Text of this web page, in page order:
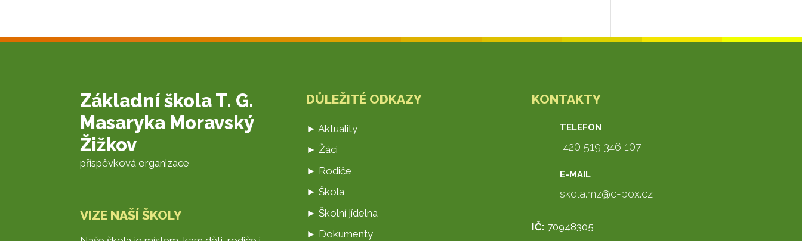
Základní škola T. G.
Masaryka Moravský
Žižkov
příspěvková organizace
VIZE NAŠÍ ŠKOLY
DŮLEŽITÉ ODKAZY
► Aktuality
► Žáci
► Rodiče
► Škola
► Školní jídelna
► Dokumenty
KONTAKTY
TELEFON
+420 519 346 107
E-MAIL
skola.mz@c-box.cz
IČ: 70948305